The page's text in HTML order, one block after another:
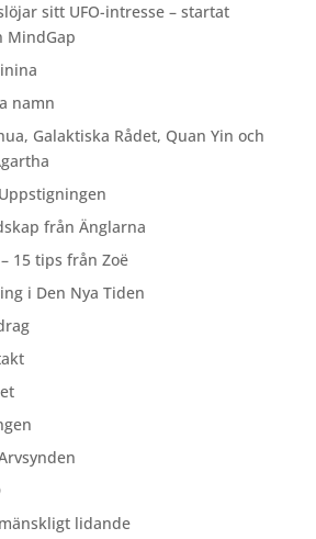
sitt UFO-intresse – startat
MindGap
namn
Galaktiska Rådet, Quan Yin och
från Änglarna
15 tips från Zoë
i Den Nya Tiden
lidande